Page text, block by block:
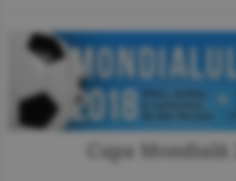
Cupa Mondială